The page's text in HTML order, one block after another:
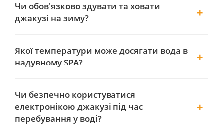
Чи обов'язково здувати та ховати
джакузі на зиму?
Якої температури може досягати вода в
надувному SPA?
Чи безпечно користуватися
електронікою джакузі під час
перебування у воді?